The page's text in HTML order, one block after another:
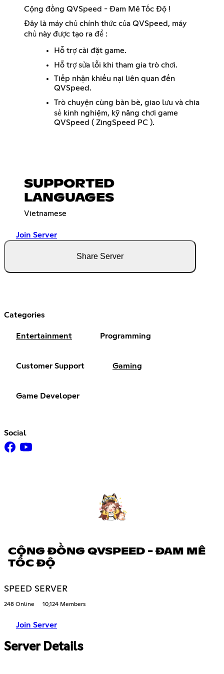
Cộng đồng QVSpeed - Đam Mê Tốc Độ !
Đây là máy chủ chính thức của QVSpeed, máy
chủ này được tạo ra để :
Hỗ trợ cài đặt game.
Hỗ trợ sửa lỗi khi tham gia trò chơi.
Tiếp nhận khiếu nại liên quan đến
QVSpeed.
Trò chuyện cùng bàn bè, giao lưu và chia
sẻ kinh nghiệm, kỹ năng chơi game
QVSpeed ( ZingSpeed PC ).
SUPPORTED
LANGUAGES
Vietnamese
Join Server
Share Server
Categories
Entertainment Programming
Customer Support Gaming
Game Developer
Social
CỘNG ĐỒNG QVSPEED - ĐAM MÊ
TỐC ĐỘ
SPEED SERVER
248 Online 10,124 Members
Join Server
Server Details